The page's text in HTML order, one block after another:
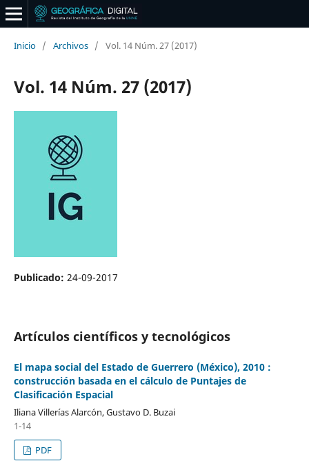
Inicio / Archivos / Vol. 14 Núm. 27 (2017)
Vol. 14 Núm. 27 (2017)
Publicado: 24-09-2017
Artículos científicos y tecnológicos
El mapa social del Estado de Guerrero (México), 2010 :
construcción basada en el cálculo de Puntajes de
Clasificación Espacial
Iliana Villerías Alarcón, Gustavo D. Buzai
1-14
PDF